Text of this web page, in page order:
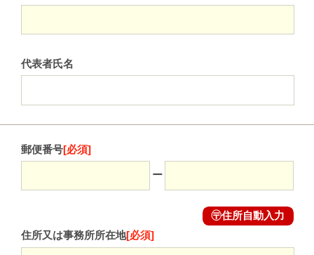
代表者氏名
郵便番号[必須]
ー
〶住所自動入力
住所又は事務所所在地[必須]